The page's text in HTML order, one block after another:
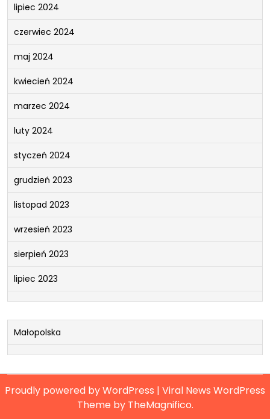
lipiec 2024
czerwiec 2024
maj 2024
kwiecień 2024
marzec 2024
luty 2024
styczeń 2024
grudzień 2023
listopad 2023
wrzesień 2023
sierpień 2023
lipiec 2023
Małopolska
Proudly powered by WordPress | Viral News WordPress
Theme by TheMagnifico.